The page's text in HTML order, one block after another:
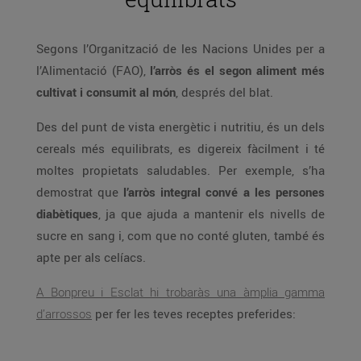
Segons l’Organització de les Nacions Unides per a
l’Alimentació (FAO), l’arròs és el segon aliment més
cultivat i consumit al món, després del blat.
Des del punt de vista energètic i nutritiu, és un dels
cereals més equilibrats, es digereix fàcilment i té
moltes propietats saludables. Per exemple, s’ha
demostrat que l’arròs integral convé a les persones
diabètiques, ja que ajuda a mantenir els nivells de
sucre en sang i, com que no conté gluten, també és
apte per als celíacs.
A Bonpreu i Esclat hi trobaràs una àmplia gamma
d’arrossos per fer les teves receptes preferides: